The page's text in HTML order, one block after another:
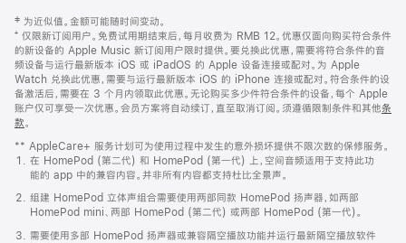
页
页
脚
注
‡ 为近似值。金额可能随时间变动。
⁺ 仅限新订阅用户。免费试用期结束后，每月收费为 RMB 12。优惠仅面向购买符合条件
的新设备的 Apple Music 新订阅用户限时提供。要兑换此优惠，需要将符合条件的音
频设备与运行最新版本 iOS 或 iPadOS 的 Apple 设备连接或配对。为 Apple
Watch 兑换此优惠，需要与运行最新版本 iOS 的 iPhone 连接或配对。符合条件的设
备激活后，需要在 3 个月内领取此优惠。无论购买多少件符合条件的设备，每个 Apple
账户仅可享受一次优惠。会员方案将自动续订，直至取消订阅。须遵循限制条件和其他条
款。
窗
口
中
打
开)
** AppleCare+ 服务计划可为使用过程中发生的意外损坏提供不限次数的保修服务。
在 HomePod (第二代) 和 HomePod (第一代) 上，空间音频适用于支持此功
能的 app 中的兼容内容。并非所有内容都支持杜比全景声。
组建 HomePod 立体声组合需要使用两部同款 HomePod 扬声器，如两部
HomePod mini、两部 HomePod (第二代) 或两部 HomePod (第一代)。
需要使用多部 HomePod 扬声器或兼容隔空播放功能并运行最新隔空播放软件